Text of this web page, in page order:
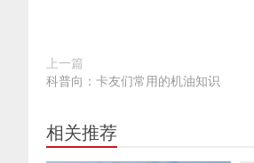
上一篇
科普向：卡友们常用的机油知识
相关推荐